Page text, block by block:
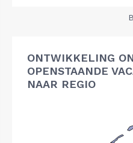
ONTWIKKELING
OPENSTAANDE
NAAR REGIO